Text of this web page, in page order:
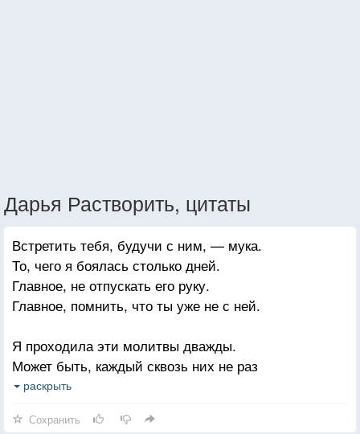
Дарья Растворить, цитаты
Встретить тебя, будучи с ним, — мука.
То, чего я боялась столько дней.
Главное, не отпускать его руку.
Главное, помнить, что ты уже не с ней.
Я проходила эти молитвы дважды.
Может быть, каждый сквозь них не раз
Проходил. только уверена, что
раскрыть
Сохранить